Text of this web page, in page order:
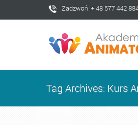
Zadzwoń + 48 577 442
Tag Archives: Kurs